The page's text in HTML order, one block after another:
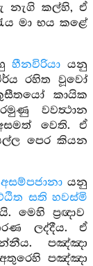
නැගි කල්හි, ඒ
මා භය කළේ
හීනවිරියා යනු
රහිත වූවෝ
කායික
වවත්‍ථාන
වෙති. ඒ
පෙර කියන
අසම්පජානායනු
සති හවස්මි
මෙහි ප්‍රඥාව
ලද්දීය. ඒ
පඤ්ඤා
පඤ්ඤා